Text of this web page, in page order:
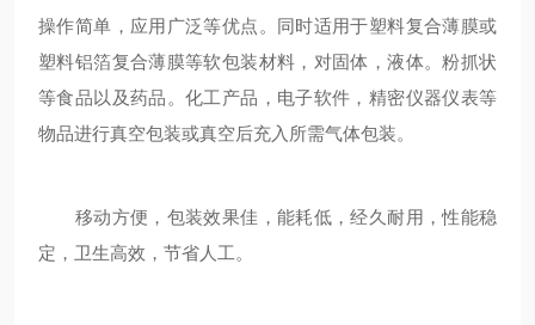
操作简单，应用广泛等优点。同时适用于塑料复合薄膜或
塑料铝箔复合薄膜等软包装材料，对固体，液体。粉抓状
等食品以及药品。化工产品，电子软件，精密仪器仪表等
物品进行真空包装或真空后充入所需气体包装。
移动方便，包装效果佳，能耗低，经久耐用，性能稳
定，卫生高效，节省人工。